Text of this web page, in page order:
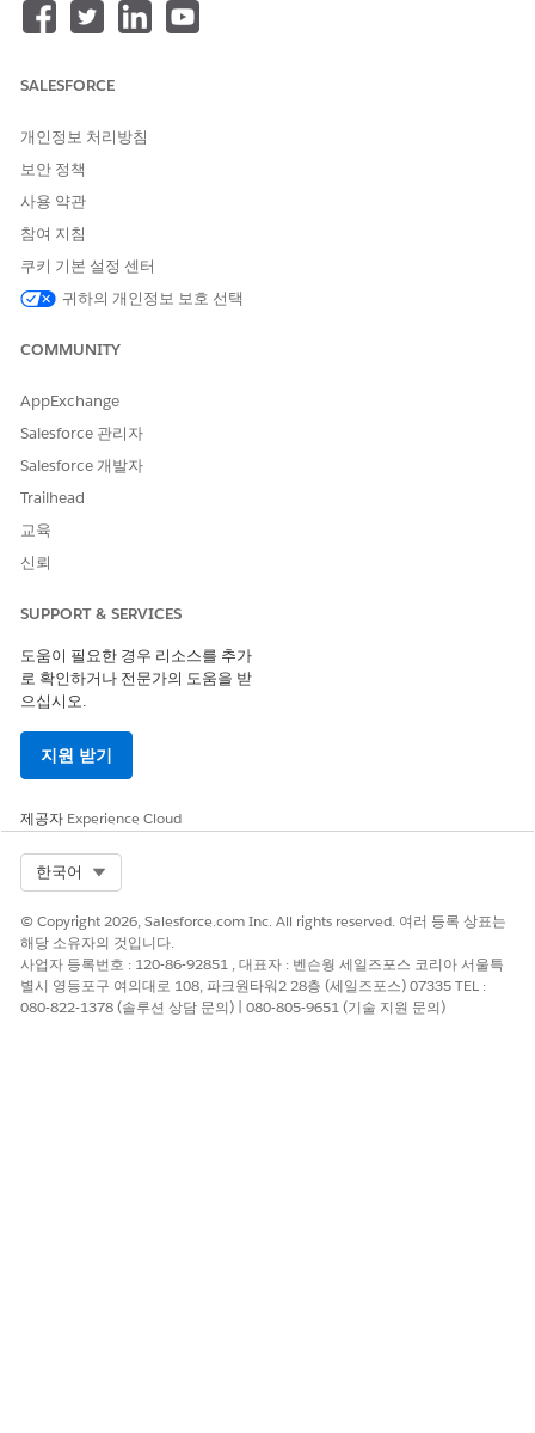
처리 및 통합
이 템플릿에는 인테이크 또는 처리를 위한 사전 구성된 통합이 포함
Builder를 사용하여 사용자 정의 라우팅 논리 및 처리 워크플로를
정의합니다.
개선을 위한 의견을 보내주세요.
SALESFORCE
개인정보 처리방침
보안 정책
사용 약관
참여 지침
쿠키 기본 설정 센터
귀하의 개인정보 보호 선택
COMMUNITY
AppExchange
Salesforce 관리자
Salesforce 개발자
Trailhead
교육
신뢰
SUPPORT & SERVICES
도움이 필요한 경우 리소스를 추가
로 확인하거나 전문가의 도움을 받
으십시오.
지원 받기
제공자 Experience Cloud
한국어
© Copyright 2026, Salesforce.com Inc. All rights reserved. 여러 등록 상표는
해당 소유자의 것입니다.
사업자 등록번호 : 120-86-92851 , 대표자 : 벤슨웡 세일즈포스 코리아 서울특
별시 영등포구 여의대로 108, 파크원타워2 28층 (세일즈포스) 07335 TEL :
080-822-1378 (솔루션 상담 문의) | 080-805-9651 (기술 지원 문의)